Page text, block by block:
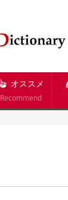
オススメ
Recommend